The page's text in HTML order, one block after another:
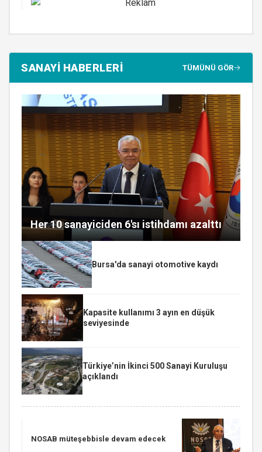
SANAYİ HABERLERİ TÜMÜNÜ GÖR
Her 10 sanayiciden 6'sı istihdamı azalttı
Bursa'da sanayi otomotive kaydı
Kapasite kullanımı 3 ayın en düşük
seviyesinde
Türkiye’nin İkinci 500 Sanayi Kuruluşu
açıklandı
NOSAB müteşebbisle devam edecek